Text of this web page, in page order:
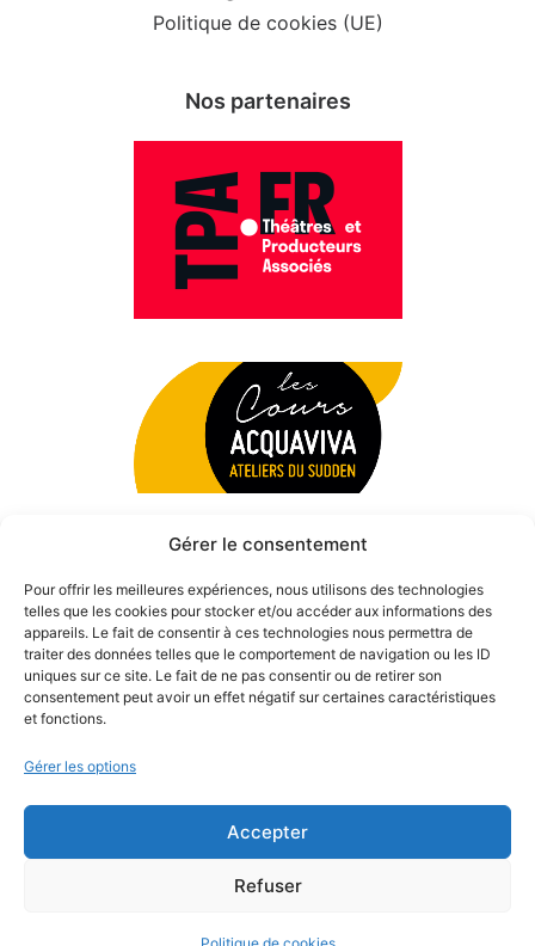
Gérer le consentement
Pour offrir les meilleures expériences, nous utilisons des technologies
telles que les cookies pour stocker et/ou accéder aux informations des
appareils. Le fait de consentir à ces technologies nous permettra de
traiter des données telles que le comportement de navigation ou les ID
uniques sur ce site. Le fait de ne pas consentir ou de retirer son
consentement peut avoir un effet négatif sur certaines caractéristiques
et fonctions.
Gérer les options
Accepter
Refuser
Politique de cookies (UE)
Nos partenaires
© 2026 Théâtre des Béliers Parisiens. | Tous droits réservés.